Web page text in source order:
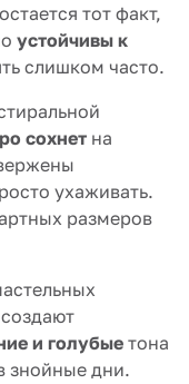
тот факт,
устойчивы к
слишком часто.
сохнет на
ухаживать.
размеров
и голубыетона
знойные дни.